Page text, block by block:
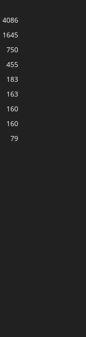
4086
1645
750
455
183
163
160
160
79